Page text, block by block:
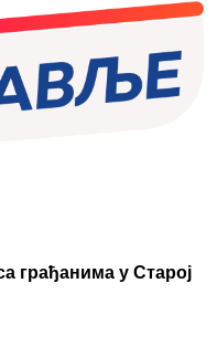
грађанима у Старој